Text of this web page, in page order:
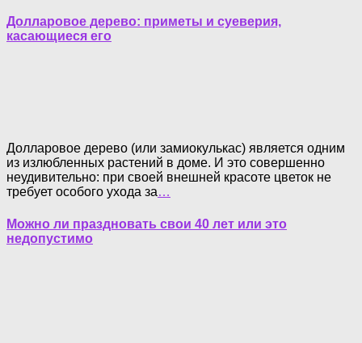
Долларовое дерево: приметы и суеверия,
касающиеся его
Долларовое дерево (или замиокулькас) является одним
из излюбленных растений в доме. И это совершенно
неудивительно: при своей внешней красоте цветок не
требует особого ухода за…
Можно ли праздновать свои 40 лет или это
недопустимо